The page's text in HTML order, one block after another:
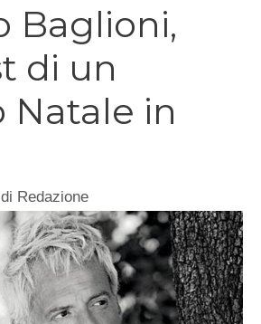
Baglioni,
di un
Natale in
di Redazione